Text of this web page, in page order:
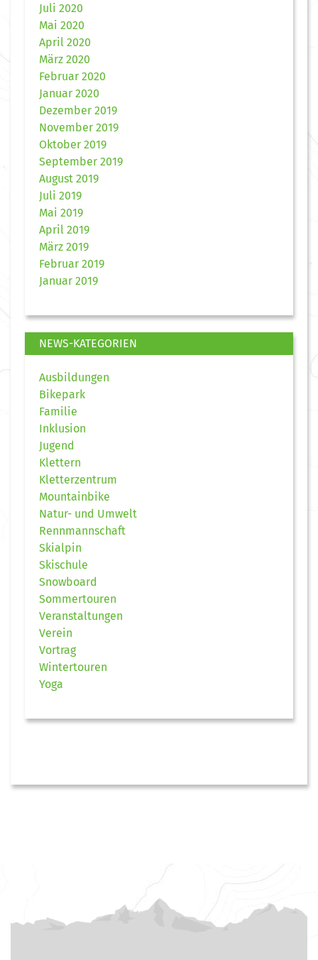
Juli 2020
Mai 2020
April 2020
März 2020
Februar 2020
Januar 2020
Dezember 2019
November 2019
Oktober 2019
September 2019
August 2019
Juli 2019
Mai 2019
April 2019
März 2019
Februar 2019
Januar 2019
NEWS-KATEGORIEN
Ausbildungen
Bikepark
Familie
Inklusion
Jugend
Klettern
Kletterzentrum
Mountainbike
Natur- und Umwelt
Rennmannschaft
Skialpin
Skischule
Snowboard
Sommertouren
Veranstaltungen
Verein
Vortrag
Wintertouren
Yoga